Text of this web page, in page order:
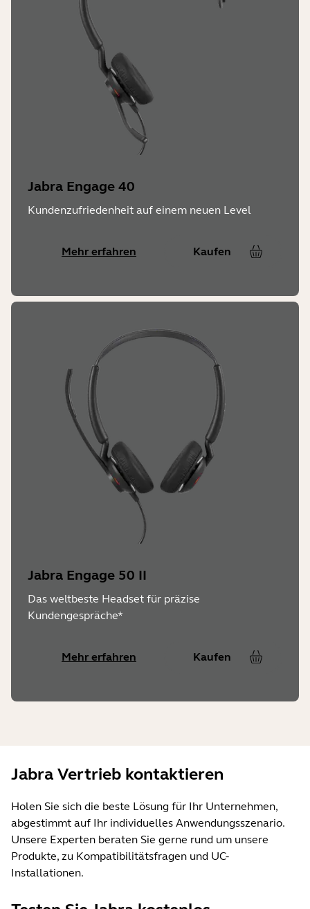
Jabra Engage 40
Kundenzufriedenheit auf einem neuen Level
Mehr erfahren Kaufen
Jabra Engage 50 II
Das weltbeste Headset für präzise
Kundengespräche*
Mehr erfahren Kaufen
Jabra Vertrieb kontaktieren
Holen Sie sich die beste Lösung für Ihr Unternehmen,
abgestimmt auf Ihr individuelles Anwendungsszenario.
Unsere Experten beraten Sie gerne rund um unsere
Produkte, zu Kompatibilitätsfragen und UC-
Installationen.